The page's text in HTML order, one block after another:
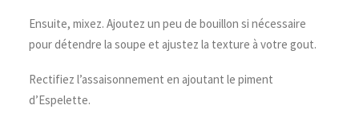
Ensuite, mixez. Ajoutez un peu de bouillon si nécessaire
pour détendre la soupe et ajustez la texture à votre gout.
Rectifiez l’assaisonnement en ajoutant le piment
d’Espelette.